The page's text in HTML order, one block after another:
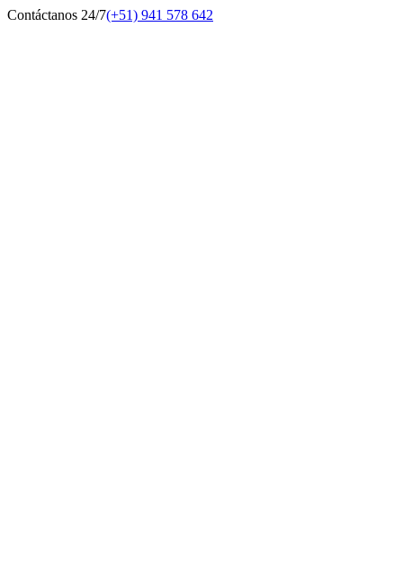
Contáctanos 24/7(+51) 941 578 642